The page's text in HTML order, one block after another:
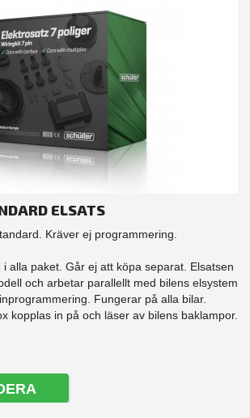
ELSATS
Kräver ej programmering.
alla paket. Går ej att köpa separat. Elsatsen
och arbetar parallellt med bilens elsystem
Fungerar på alla bilar.
kopplas in på och läser av bilens baklampor.